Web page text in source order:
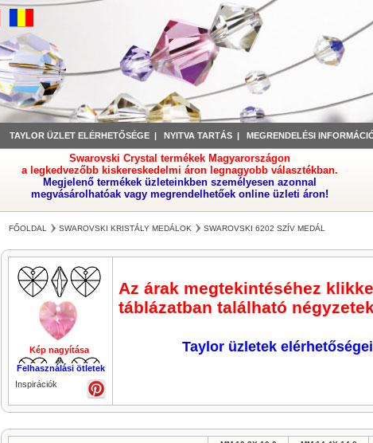
TAYLOR ÜZLET ELÉRHETŐSÉGE | NYITVA TARTÁS | MEGRENDELÉSI
Swarovski Crystal termékek Magyarországon
a legkedvezőbb kiskereskedelmi áron legnagyobb választékban.
Megjelenő termékek üzleteinkben személyesen azonnal
megvásárolhatóak vagy megrendelhetőek online üzleti áron!
FŐOLDAL SWAROVSKI KRISTÁLY MEDÁLOK SWAROVSKI 6202 SZÍV MEDÁL
Kép nagyítása
Felhasználási ötletek
Inspirációk
Az árak megtekintéséhez
táblázatban található
Taylor üzletek elérhetőségei